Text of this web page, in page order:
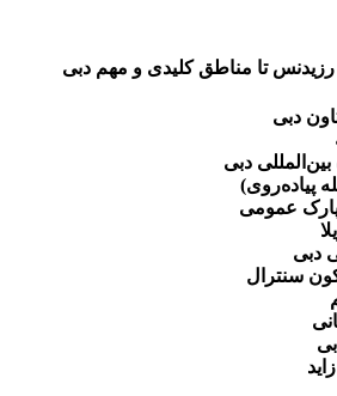
رزیدنس تا مناطق کلیدی و مهم دبی